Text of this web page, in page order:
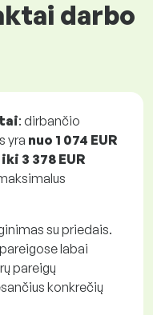
darbo
: dirbančio
yra nuo 1 074 EUR
iki 3 378 EUR
su priedais.
labai
pareigų
konkrečių